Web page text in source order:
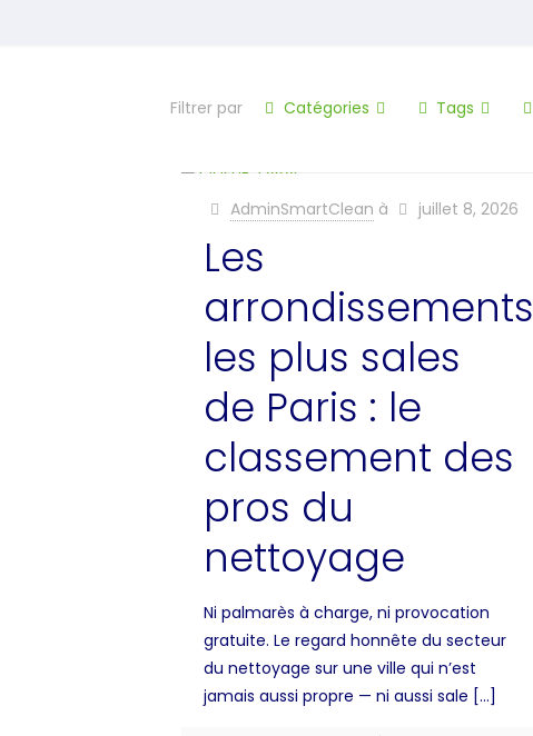
Filtrer par Catégories Tags
AdminSmartClean à juillet 8, 2026
Les
arrondissements
les plus sales
de Paris : le
classement des
pros du
nettoyage
Ni palmarès à charge, ni provocation
gratuite. Le regard honnête du secteur
du nettoyage sur une ville qui n’est
jamais aussi propre — ni aussi sale […]